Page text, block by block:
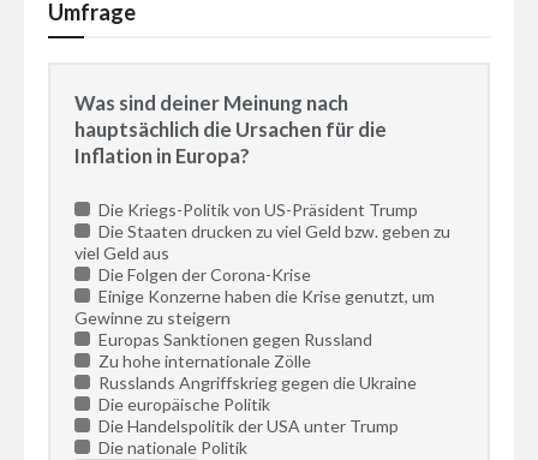
Umfrage
Was sind deiner Meinung nach
hauptsächlich die Ursachen für die
Inflation in Europa?
Die Kriegs-Politik von US-Präsident Trump
Die Staaten drucken zu viel Geld bzw. geben zu
viel Geld aus
Die Folgen der Corona-Krise
Einige Konzerne haben die Krise genutzt, um
Gewinne zu steigern
Europas Sanktionen gegen Russland
Zu hohe internationale Zölle
Russlands Angriffskrieg gegen die Ukraine
Die europäische Politik
Die Handelspolitik der USA unter Trump
Die nationale Politik